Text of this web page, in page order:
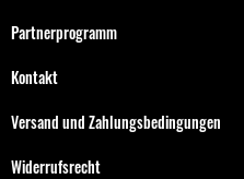
Partnerprogramm
Kontakt
Versand und Zahlungsbedingungen
Widerrufsrecht